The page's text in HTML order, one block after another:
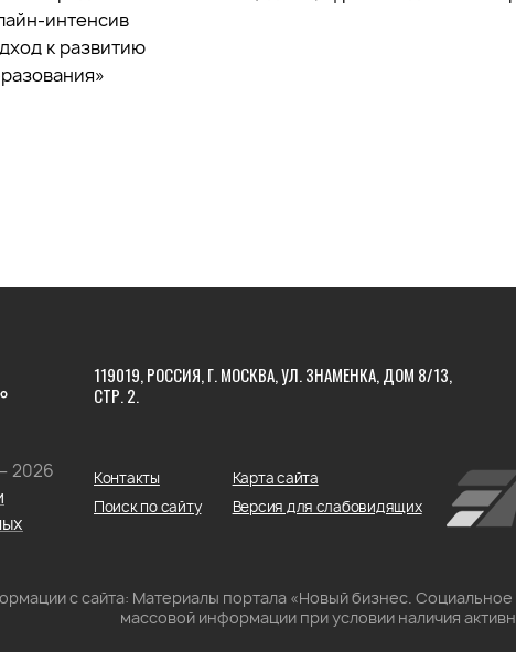
интенсив
к развитию
119019, РОССИЯ, Г. МОСКВА, УЛ. ЗНАМЕНКА, ДОМ 8/13,
СТР. 2.
2026
Контакты
Карта сайта
Поиск по сайту
Версия для слабовидящих
с сайта: Материалы портала «Новый бизнес.
массовой информации при условии наличия